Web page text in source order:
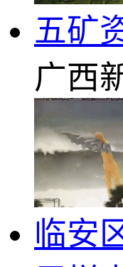
五矿
广西
临安